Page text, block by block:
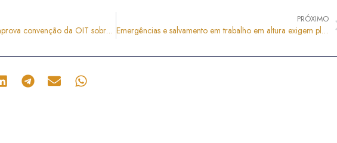
Radar Trabalhista: Câmara aprova convenção da OIT sobre segurança e saúde no trabalho
PRÓXIMO
Emergências e salvamento em trabalho em altura exigem planejamento prévio e equipes capacitadas